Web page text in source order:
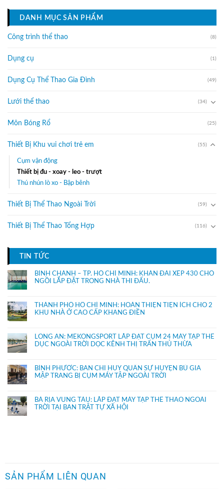
DANH MỤC SẢN PHẨM
Công trình thể thao (8)
Dụng cụ (1)
Dụng Cụ Thể Thao Gia Đình (49)
Lưới thể thao (34)
Môn Bóng Rổ (25)
Thiết Bị Khu vui chơi trẻ em (55)
Cụm vận động
Thiết bị đu - xoay - leo - trượt
Thú nhún lò xo - Bập bênh
Thiết Bị Thể Thao Ngoài Trời (59)
Thiết Bị Thể Thao Tổng Hợp (116)
TIN TỨC
BÌNH CHÁNH – TP. HỒ CHÍ MINH: KHÁN ĐÀI XẾP 430 CHỔ
NGỒI LẮP ĐẶT TRONG NHÀ THI ĐẤU.
THÀNH PHỐ HỒ CHÍ MINH: HOÀN THIỆN TIỆN ÍCH CHO 2
KHU NHÀ Ở CAO CẤP KHANG ĐIỀN
LONG AN: MEKONGSPORT LẮP ĐẶT CỤM 24 MÁY TẬP THỂ
DỤC NGOÀI TRỜI DỌC KÊNH THỊ TRẤN THỦ THỪA
BÌNH PHƯỚC: BAN CHỈ HUY QUÂN SỰ HUYỆN BÙ GIA
MẬP TRANG BỊ CỤM MÁY TẬP NGOÀI TRỜI
BÀ RỊA VŨNG TÀU: LẮP ĐẶT MÁY TẬP THỂ THAO NGOÀI
TRỜI TẠI BAN TRẬT TỰ XÃ HỘI
SẢN PHẨM LIÊN QUAN